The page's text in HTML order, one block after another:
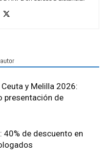
y Melilla 2026:
presentación de
40% de descuento en